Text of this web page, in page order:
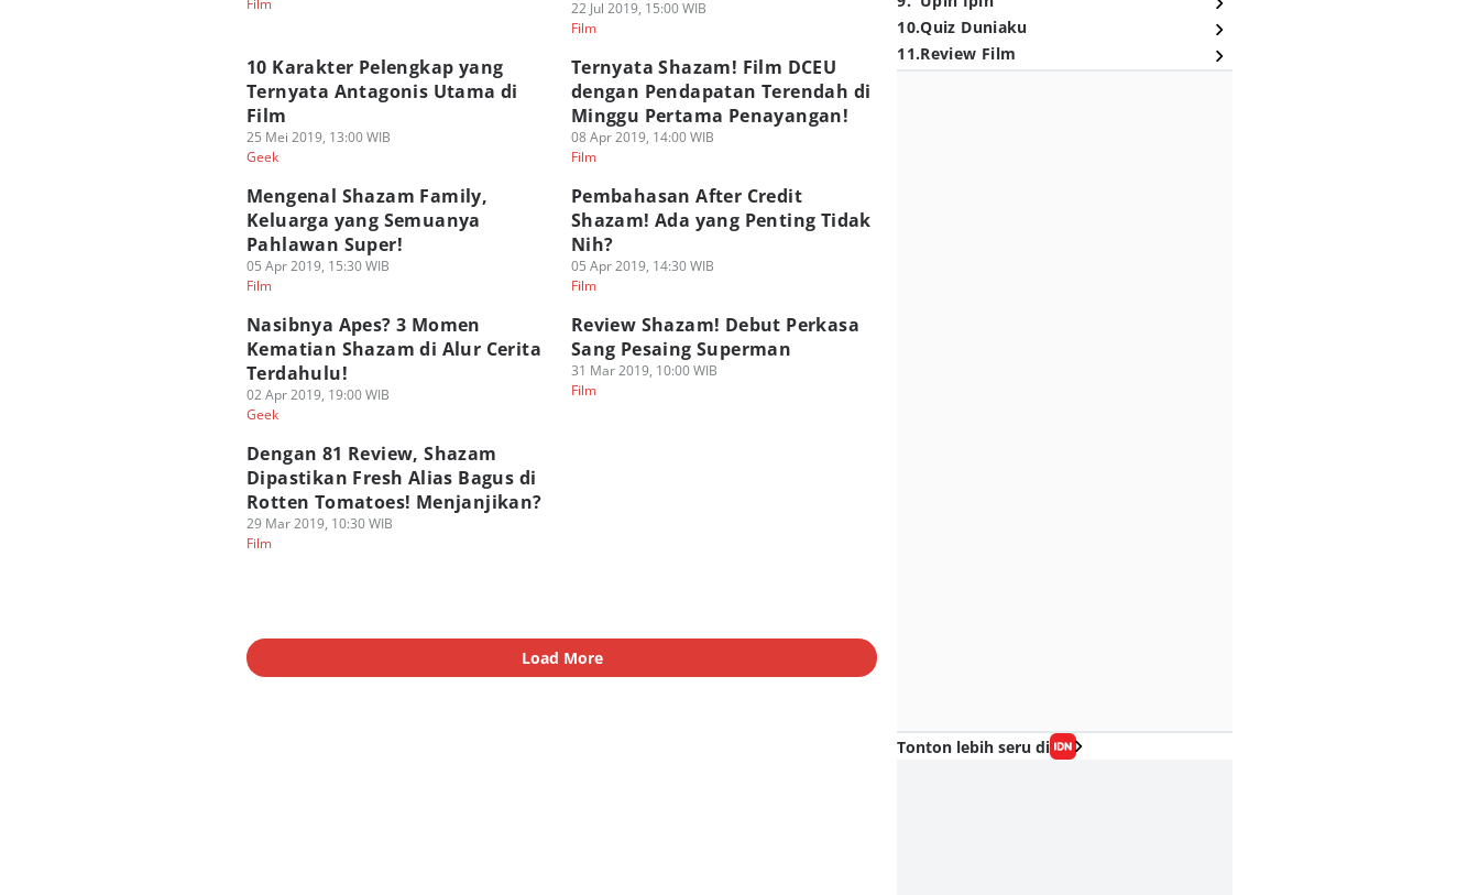
Film
22 Jul 2019, 15:00 WIB
Film
10 Karakter Pelengkap yang
Ternyata Antagonis Utama di
Film
25 Mei 2019, 13:00 WIB
Geek
Ternyata Shazam! Film DCEU
dengan Pendapatan Terendah di
Minggu Pertama Penayangan!
08 Apr 2019, 14:00 WIB
Film
Mengenal Shazam Family,
Keluarga yang Semuanya
Pahlawan Super!
05 Apr 2019, 15:30 WIB
Film
Pembahasan After Credit
Shazam! Ada yang Penting Tidak
Nih?
05 Apr 2019, 14:30 WIB
Film
Nasibnya Apes? 3 Momen
Kematian Shazam di Alur Cerita
Terdahulu!
02 Apr 2019, 19:00 WIB
Geek
Review Shazam! Debut Perkasa
Sang Pesaing Superman
31 Mar 2019, 10:00 WIB
Film
Dengan 81 Review, Shazam
Dipastikan Fresh Alias Bagus di
Rotten Tomatoes! Menjanjikan?
29 Mar 2019, 10:30 WIB
Film
Load More
10.Quiz Duniaku
11.Review Film
Tonton lebih seru di